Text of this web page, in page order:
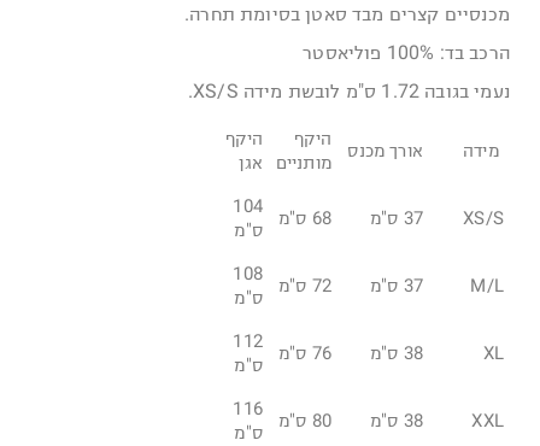
מכנסיים קצרים מבד סאטן בסיומת תחרה.
הרכב בד: 100% פוליאסטר
נעמי בגובה 1.72 ס"מ לובשת מידה XS/S.
מידה אורך מכנס
היקף
מותניים
היקף
אגן
XS/S 37 ס"מ 68 ס"מ
ס"מ
M/L 37 ס"מ 72 ס"מ
108
ס"מ
XL 38 ס"מ 76 ס"מ
112
ס"מ
XXL 38 ס"מ 80 ס"מ
116
ס"מ